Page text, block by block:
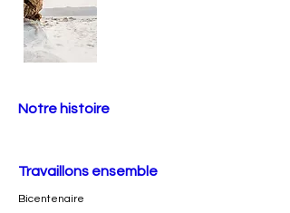
Notre histoire
Travaillons ensemble
Bicentenaire